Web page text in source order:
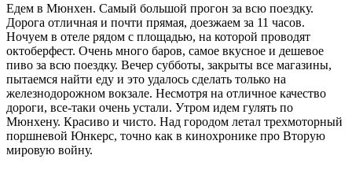
Едем в Мюнхен. Самый большой прогон за всю поездку.
Дорога отличная и почти прямая, доезжаем за 11 часов.
Ночуем в отеле рядом с площадью, на которой проводят
октоберфест. Очень много баров, самое вкусное и дешевое
пиво за всю поездку. Вечер субботы, закрыты все магазины,
пытаемся найти еду и это удалось сделать только на
железнодорожном вокзале. Несмотря на отличное качество
дороги, все-таки очень устали. Утром идем гулять по
Мюнхену. Красиво и чисто. Над городом летал трехмоторный
поршневой Юнкерс, точно как в кинохронике про Вторую
мировую войну.